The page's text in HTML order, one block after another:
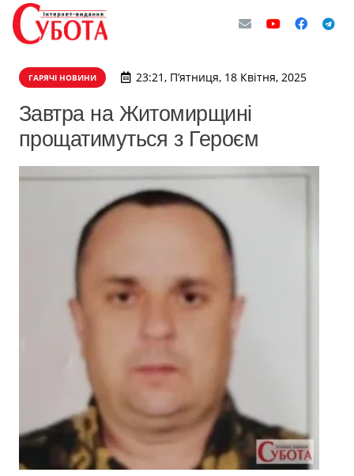
ГАРЯЧІ НОВИНИ 23:21, П’ятниця, 18 Квітня, 2025
Завтра на Житомирщині
прощатимуться з Героєм